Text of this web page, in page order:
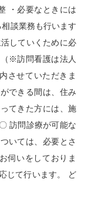
・必要なときには
談業務も行います
していくために必
※訪問看護は法人
させていただきま
できる間は、住み
てきた方には、施
訪問診療が可能な
いては、必要とさ
伺いをしておりま
じて行います。 ど